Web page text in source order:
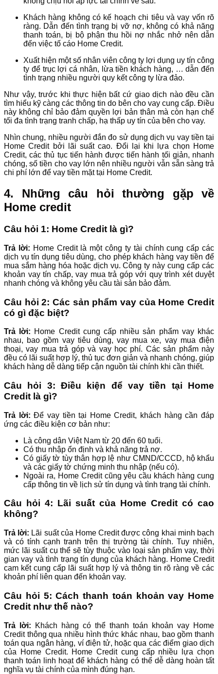
Khách hàng không có kế hoạch chi tiêu và vay vốn rõ
ràng. Dẫn đến tình trạng bị vỡ nợ, không có khả năng
thanh toán, bị bộ phận thu hồi nợ nhắc nhở nên dẫn
đến việc tố cáo Home Credit.
Xuất hiện một số nhân viên công ty lợi dụng uy tín công
ty để trục lợi cá nhân, lừa tiền khách hàng, … dẫn đến
tình trạng nhiều người quy kết công ty lừa đảo.
Như vậy, trước khi thực hiện bất cứ giao dịch nào đều cần
tìm hiểu kỹ càng các thông tin do bên cho vay cung cấp. Điều
này không chỉ bảo đảm quyền lợi bản thân mà còn hạn chế
tối đa tình trạng tranh chấp, hạ thấp uy tín của bên cho vay.
Nhìn chung, nhiều người đắn đo sử dụng dịch vụ vay tiền tại
Home Credit bởi lãi suất cao. Đổi lại khi lựa chọn Home
Credit, các thủ tục tiến hành được tiến hành tối giản, nhanh
chóng, số tiền cho vay lớn nên nhiều người vẫn sẵn sàng trả
chi phí lớn để vay tiền mặt tại Home Credit.
4. Những câu hỏi thường gặp về
Home credit
Câu hỏi 1: Home Credit là gì?
Trả lời: Home Credit là một công ty tài chính cung cấp các
dịch vụ tín dụng tiêu dùng, cho phép khách hàng vay tiền để
mua sắm hàng hóa hoặc dịch vụ. Công ty này cung cấp các
khoản vay tín chấp, vay mua trả góp với quy trình xét duyệt
nhanh chóng và không yêu cầu tài sản bảo đảm.
Câu hỏi 2: Các sản phẩm vay của Home Credit
có gì đặc biệt?
Trả lời: Home Credit cung cấp nhiều sản phẩm vay khác
nhau, bao gồm vay tiêu dùng, vay mua xe, vay mua điện
thoại, vay mua trả góp và vay học phí. Các sản phẩm này
đều có lãi suất hợp lý, thủ tục đơn giản và nhanh chóng, giúp
khách hàng dễ dàng tiếp cận nguồn tài chính khi cần thiết.
Câu hỏi 3: Điều kiện để vay tiền tại Home
Credit là gì?
Trả lời: Để vay tiền tại Home Credit, khách hàng cần đáp
ứng các điều kiện cơ bản như:
Là công dân Việt Nam từ 20 đến 60 tuổi.
Có thu nhập ổn định và khả năng trả nợ.
Có giấy tờ tùy thân hợp lệ như CMND/CCCD, hộ khẩu
và các giấy tờ chứng minh thu nhập (nếu có).
Ngoài ra, Home Credit cũng yêu cầu khách hàng cung
cấp thông tin về lịch sử tín dụng và tình trạng tài chính.
Câu hỏi 4: Lãi suất của Home Credit có cao
không?
Trả lời: Lãi suất của Home Credit được công khai minh bạch
và có tính cạnh tranh trên thị trường tài chính. Tuy nhiên,
mức lãi suất cụ thể sẽ tùy thuộc vào loại sản phẩm vay, thời
gian vay và tình trạng tín dụng của khách hàng. Home Credit
cam kết cung cấp lãi suất hợp lý và thông tin rõ ràng về các
khoản phí liên quan đến khoản vay.
Câu hỏi 5: Cách thanh toán khoản vay Home
Credit như thế nào?
Trả lời: Khách hàng có thể thanh toán khoản vay Home
Credit thông qua nhiều hình thức khác nhau, bao gồm thanh
toán qua ngân hàng, ví điện tử, hoặc qua các điểm giao dịch
của Home Credit. Home Credit cung cấp nhiều lựa chọn
thanh toán linh hoạt để khách hàng có thể dễ dàng hoàn tất
nghĩa vụ tài chính của mình đúng hạn.